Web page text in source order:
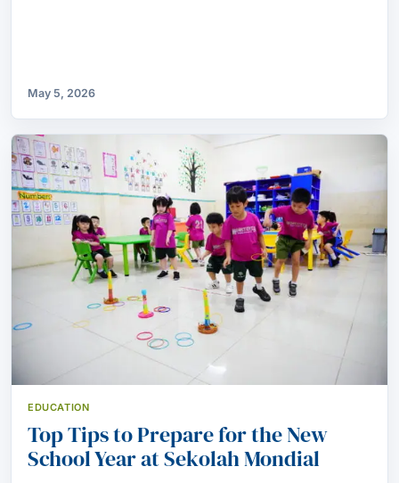
May 5, 2026
EDUCATION
Top Tips to Prepare for the New
School Year at Sekolah Mondial